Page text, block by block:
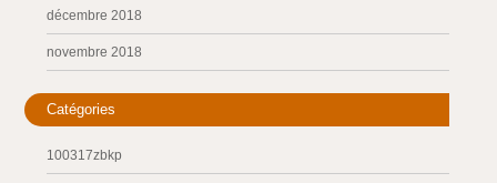
décembre 2018
novembre 2018
Catégories
100317zbkp